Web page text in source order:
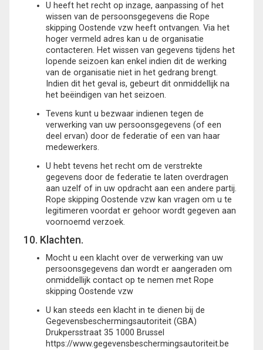
U heeft het recht op inzage, aanpassing of het
wissen van de persoonsgegevens die Rope
skipping Oostende vzw heeft ontvangen. Via het
hoger vermeld adres kan u de organisatie
contacteren. Het wissen van gegevens tijdens het
lopende seizoen kan enkel indien dit de werking
van de organisatie niet in het gedrang brengt.
Indien dit het geval is, gebeurt dit onmiddellijk na
het beëindigen van het seizoen.
Tevens kunt u bezwaar indienen tegen de
verwerking van uw persoonsgegevens (of een
deel ervan) door de federatie of een van haar
medewerkers.
U hebt tevens het recht om de verstrekte
gegevens door de federatie te laten overdragen
aan uzelf of in uw opdracht aan een andere partij.
Rope skipping Oostende vzw kan vragen om u te
legitimeren voordat er gehoor wordt gegeven aan
voornoemd verzoek.
10. Klachten.
Mocht u een klacht over de verwerking van uw
persoonsgegevens dan wordt er aangeraden om
onmiddellijk contact op te nemen met Rope
skipping Oostende vzw
U kan steeds een klacht in te dienen bij de
Gegevensbeschermingsautoriteit (GBA)
Drukpersstraat 35 1000 Brussel
https://www.gegevensbeschermingsautoriteit.be